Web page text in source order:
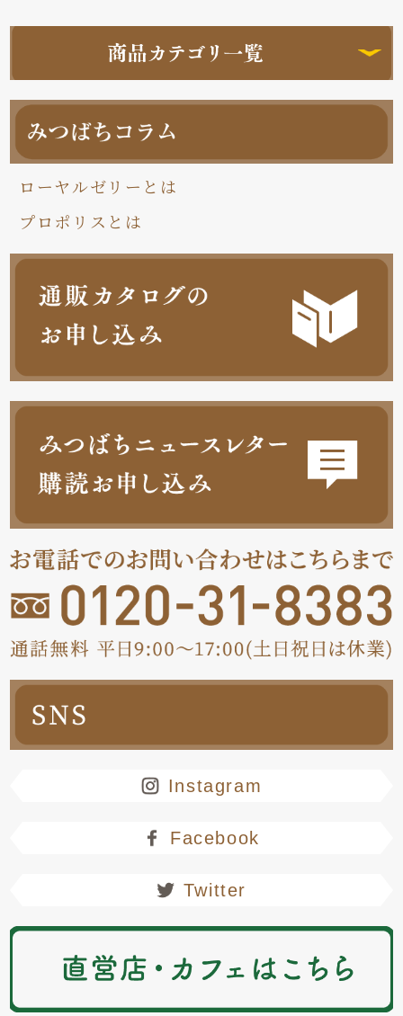
ローヤルゼリーとは
プロポリスとは
Instagram
Facebook
Twitter